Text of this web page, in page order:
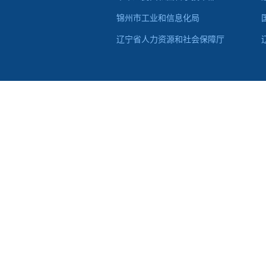
锦州市工业和信息化局
辽宁省人力资源和社会保障厅